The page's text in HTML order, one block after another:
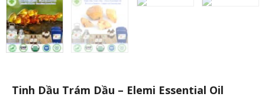
Tinh Dầu Trám Dầu – Elemi Essential Oil